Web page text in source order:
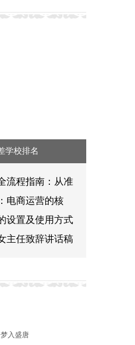
学校排名
流程指南：从准
电商运营的核
设置及使用方式
主任致辞讲话稿